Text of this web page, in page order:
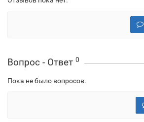
Вопрос - Ответ 0
Пока не было вопросов.